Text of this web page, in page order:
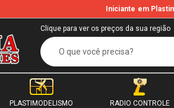
Iniciante em
Clique para ver os preços da sua região
PLASTIMODELISMO RADIO CONTROLE